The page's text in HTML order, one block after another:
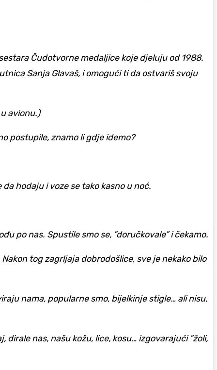
Čudotvorne medaljice koje djeluju od 1988.
Sanja Glavaš, i omogući ti da ostvariš svoju
avionu.)
postupile, znamo li gdje idemo?
hodaju i voze se tako kasno u noć.
po nas. Spustile smo se, ”doručkovale” i čekamo.
tog zagrljaja dobrodošlice, sve je nekako bilo
nama, popularne smo, bijelkinje stigle… ali nisu,
nas, našu kožu, lice, kosu… izgovarajući ”žoli,